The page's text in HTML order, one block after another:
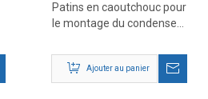
Patins en caoutchouc pour
le montage du condenseur
Ajouter au panier